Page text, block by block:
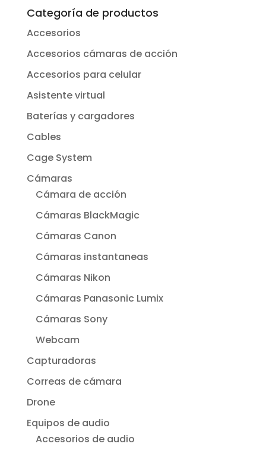
Categoría de productos
Accesorios
Accesorios cámaras de acción
Accesorios para celular
Asistente virtual
Baterías y cargadores
Cables
Cage System
Cámaras
Cámara de acción
Cámaras BlackMagic
Cámaras Canon
Cámaras instantaneas
Cámaras Nikon
Cámaras Panasonic Lumix
Cámaras Sony
Webcam
Capturadoras
Correas de cámara
Drone
Equipos de audio
Accesorios de audio